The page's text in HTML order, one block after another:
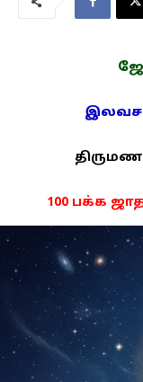
இலவச
திருமண
100 பக்க